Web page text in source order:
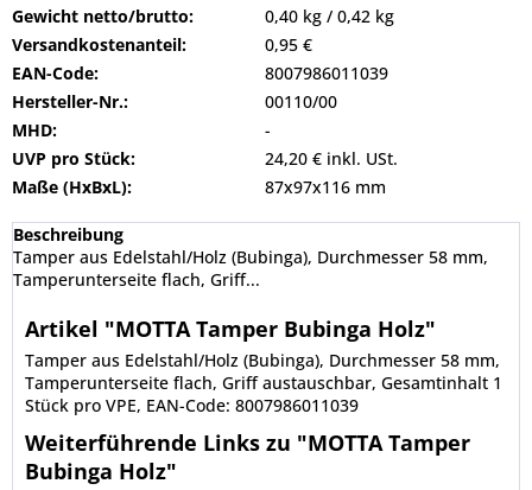
Gewicht netto/brutto:
0,40 kg / 0,42 kg
Versandkostenanteil:
0,95 €
EAN-Code:
8007986011039
Hersteller-Nr.:
00110/00
MHD:
-
UVP pro Stück:
24,20 € inkl. USt.
Maße (HxBxL):
87x97x116 mm
Beschreibung
Tamper aus Edelstahl/Holz (Bubinga), Durchmesser 58 mm,
Tamperunterseite flach, Griff...
Artikel "MOTTA Tamper Bubinga Holz"
Tamper aus Edelstahl/Holz (Bubinga), Durchmesser 58 mm,
Tamperunterseite flach, Griff austauschbar, Gesamtinhalt 1
Stück pro VPE, EAN-Code: 8007986011039
Weiterführende Links zu "MOTTA Tamper
Bubinga Holz"